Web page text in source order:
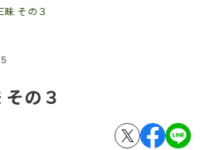
昧 その３
の３